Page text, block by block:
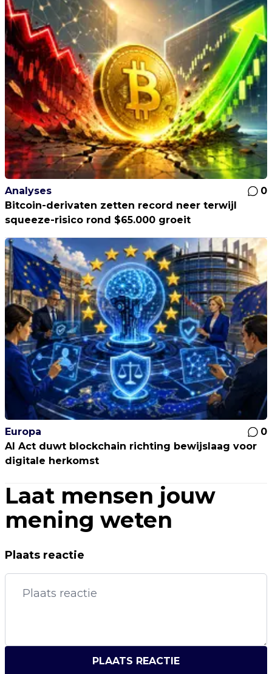
Analyses
0
Bitcoin-derivaten zetten record neer terwijl
squeeze-risico rond $65.000 groeit
Europa
0
AI Act duwt blockchain richting bewijslaag voor
digitale herkomst
Laat mensen jouw
mening weten
Plaats reactie
PLAATS REACTIE